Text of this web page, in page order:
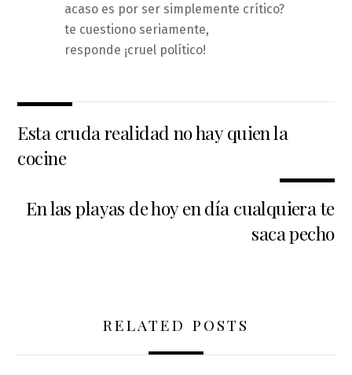
acaso es por ser simplemente crítico?
te cuestiono seriamente,
responde ¡cruel político!
Esta cruda realidad no hay quien la
cocine
En las playas de hoy en día cualquiera te
saca pecho
RELATED POSTS